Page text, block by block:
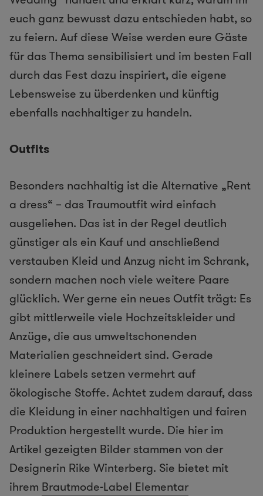
euch ganz bewusst dazu entschieden habt, so
zu feiern. Auf diese Weise werden eure Gäste
für das Thema sensibilisiert und im besten Fall
durch das Fest dazu inspiriert, die eigene
Lebensweise zu überdenken und künftig
ebenfalls nachhaltiger zu handeln.
Outfits
Besonders nachhaltig ist die Alternative „Rent
a dress“ – das Traumoutfit wird einfach
ausgeliehen. Das ist in der Regel deutlich
günstiger als ein Kauf und anschließend
verstauben Kleid und Anzug nicht im Schrank,
sondern machen noch viele weitere Paare
glücklich. Wer gerne ein neues Outfit trägt: Es
gibt mittlerweile viele Hochzeitskleider und
Anzüge, die aus umweltschonenden
Materialien geschneidert sind. Gerade
kleinere Labels setzen vermehrt auf
ökologische Stoffe. Achtet zudem darauf, dass
die Kleidung in einer nachhaltigen und fairen
Produktion hergestellt wurde. Die hier im
Artikel gezeigten Bilder stammen von der
Designerin Rike Winterberg. Sie bietet mit
ihrem Brautmode-Label Elementar